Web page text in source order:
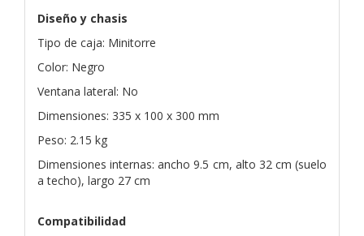
Diseño y chasis
Tipo de caja: Minitorre
Color: Negro
Ventana lateral: No
Dimensiones: 335 x 100 x 300 mm
Peso: 2.15 kg
Dimensiones internas: ancho 9.5 cm, alto 32 cm (suelo
a techo), largo 27 cm
Compatibilidad